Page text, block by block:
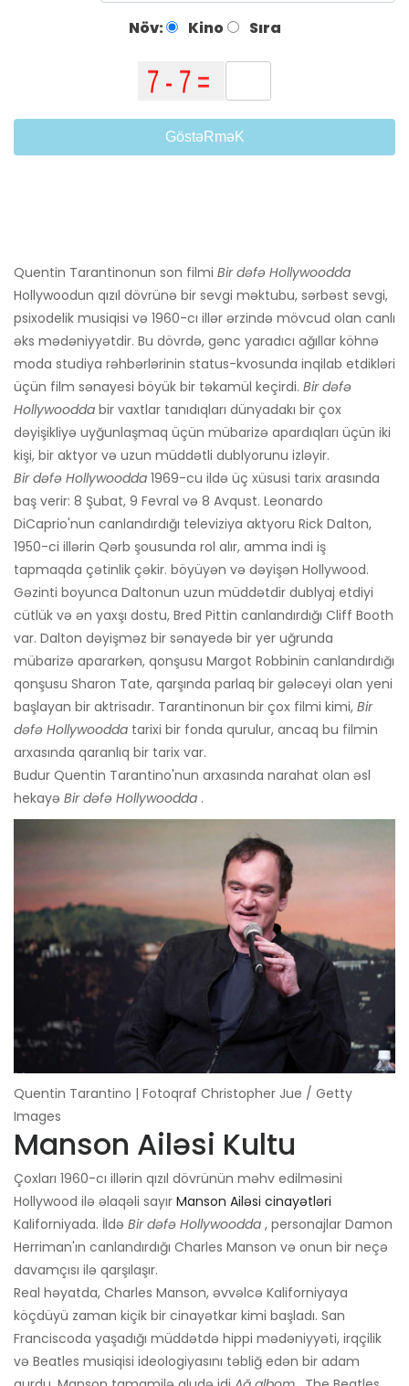
Növ: Kino Sıra
GöstəRməK
Quentin Tarantinonun son filmi Bir dəfə Hollywoodda
Hollywoodun qızıl dövrünə bir sevgi məktubu, sərbəst sevgi,
psixodelik musiqisi və 1960-cı illər ərzində mövcud olan canlı
əks mədəniyyətdir. Bu dövrdə, gənc yaradıcı ağıllar köhnə
moda studiya rəhbərlərinin status-kvosunda inqilab etdikləri
üçün film sənayesi böyük bir təkamül keçirdi. Bir dəfə
Hollywoodda bir vaxtlar tanıdıqları dünyadakı bir çox
dəyişikliyə uyğunlaşmaq üçün mübarizə apardıqları üçün iki
kişi, bir aktyor və uzun müddətli dublyorunu izləyir.
Bir dəfə Hollywoodda 1969-cu ildə üç xüsusi tarix arasında
baş verir: 8 Şubat, 9 Fevral və 8 Avqust. Leonardo
DiCaprio'nun canlandırdığı televiziya aktyoru Rick Dalton,
1950-ci illərin Qərb şousunda rol alır, amma indi iş
tapmaqda çətinlik çəkir. böyüyən və dəyişən Hollywood.
Gəzinti boyunca Daltonun uzun müddətdir dublyaj etdiyi
cütlük və ən yaxşı dostu, Bred Pittin canlandırdığı Cliff Booth
var. Dalton dəyişməz bir sənayedə bir yer uğrunda
mübarizə apararkən, qonşusu Margot Robbinin canlandırdığı
qonşusu Sharon Tate, qarşında parlaq bir gələcəyi olan yeni
başlayan bir aktrisadır. Tarantinonun bir çox filmi kimi, Bir
dəfə Hollywoodda tarixi bir fonda qurulur, ancaq bu filmin
arxasında qaranlıq bir tarix var.
Budur Quentin Tarantino'nun arxasında narahat olan əsl
hekayə Bir dəfə Hollywoodda .
Quentin Tarantino | Fotoqraf Christopher Jue / Getty
Images
Manson Ailəsi Kultu
Çoxları 1960-cı illərin qızıl dövrünün məhv edilməsini
Hollywood ilə əlaqəli sayır Manson Ailəsi cinayətləri
Kaliforniyada. İldə Bir dəfə Hollywoodda , personajlar Damon
Herriman'ın canlandırdığı Charles Manson və onun bir neçə
davamçısı ilə qarşılaşır.
Real həyatda, Charles Manson, əvvəlcə Kaliforniyaya
köçdüyü zaman kiçik bir cinayətkar kimi başladı. San
Franciscoda yaşadığı müddətdə hippi mədəniyyəti, irqçilik
və Beatles musiqisi ideologiyasını təbliğ edən bir adam